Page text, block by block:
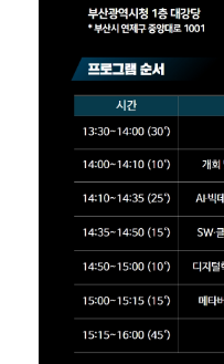
공고/알림
BIPA소식
사업안내